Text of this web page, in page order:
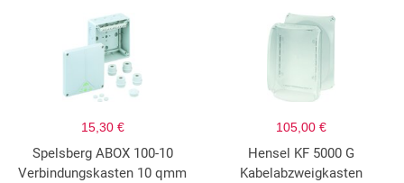
15,30 €
Spelsberg ABOX 100-10
Verbindungskasten 10 qmm
105,00 €
Hensel KF 5000 G
Kabelabzweigkasten